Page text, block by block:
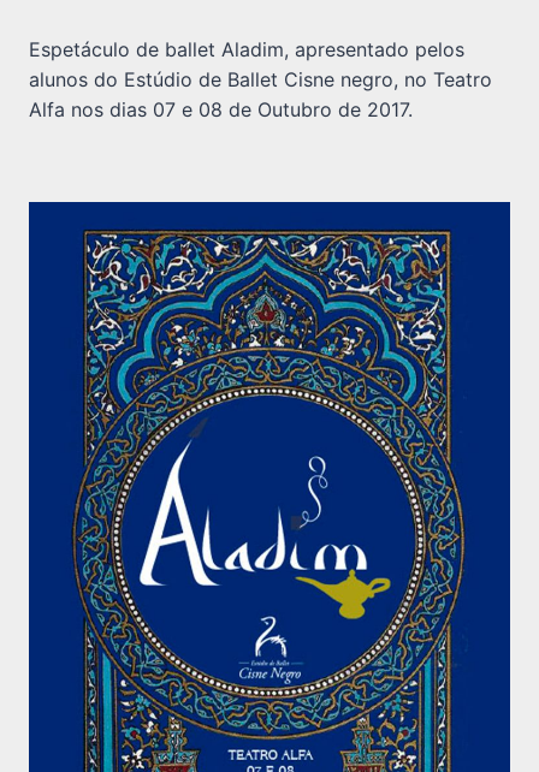
Espetáculo de ballet Aladim, apresentado pelos
alunos do Estúdio de Ballet Cisne negro, no Teatro
Alfa nos dias 07 e 08 de Outubro de 2017.